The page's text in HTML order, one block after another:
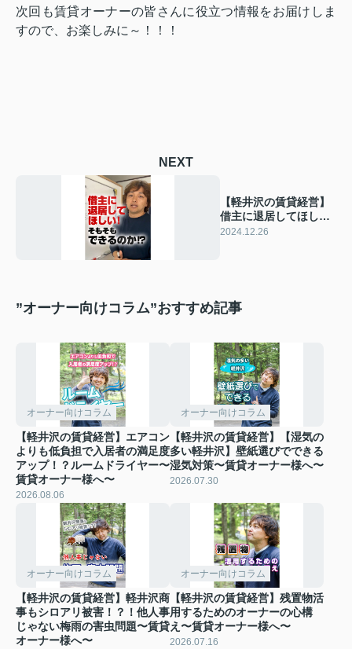
次回も賃貸オーナーの皆さんに役立つ情報をお届けしま
すので、お楽しみに～！！！
NEXT
【軽井沢の賃貸経営】
借主に退居してほし
い！そもそもできるの
2024.12.26
”オーナー向けコラム”おすすめ記事
オーナー向けコラム
【軽井沢の賃貸経営】エアコン
よりも低負担で入居者の満足度
アップ！？ルームドライヤー〜
賃貸オーナー様へ〜
2026.08.06
オーナー向けコラム
【軽井沢の賃貸経営】【湿気の
多い軽井沢】壁紙選びでできる
湿気対策〜賃貸オーナー様へ〜
2026.07.30
オーナー向けコラム
【軽井沢の賃貸経営】軽井沢商
事もシロアリ被害！？！他人事
じゃない梅雨の害虫問題〜賃貸
オーナー様へ〜
オーナー向けコラム
【軽井沢の賃貸経営】残置物活
用するためのオーナーの心構
え〜賃貸オーナー様へ〜
2026.07.16